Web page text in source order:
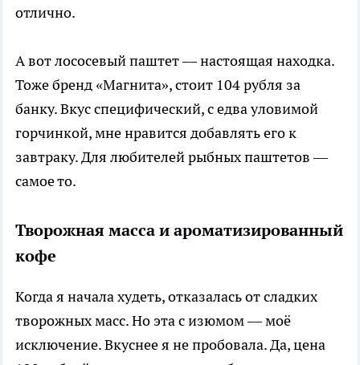
отлично.
А вот лососевый паштет — настоящая находка.
Тоже бренд «Магнита», стоит 104 рубля за
банку. Вкус специфический, с едва уловимой
горчинкой, мне нравится добавлять его к
завтраку. Для любителей рыбных паштетов —
самое то.
Творожная масса и ароматизированный
кофе
Когда я начала худеть, отказалась от сладких
творожных масс. Но эта с изюмом — моё
исключение. Вкуснее я не пробовала. Да, цена